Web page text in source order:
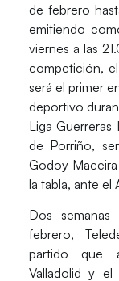
de febrero
emitiendo
viernes a las
competición,
será el primer
deportivo
Liga
de Porriño,
Godoy
la tabla, ante el
Dos
febrero,
partido que
Valladolid y el